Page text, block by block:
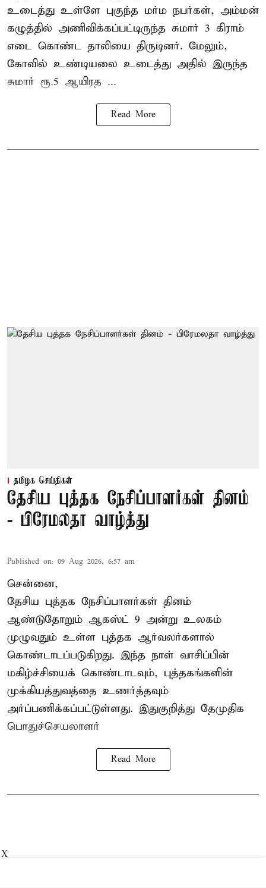
உடைத்து உள்ளே புகுந்த மர்ம நபர்கள், அம்மன்
கழுத்தில் அணிவிக்கப்பட்டிருந்த சுமார் 3 கிராம்
எடை கொண்ட தாலியை திருடினர். மேலும்,
கோவில் உண்டியலை உடைத்து அதில் இருந்த
சுமார் ரூ.5 ஆயிரத ...
Read More
தமிழக செய்திகள்
தேசிய புத்தக நேசிப்பாளர்கள் தினம்
- பிரேமலதா வாழ்த்து
Published on: 09 Aug 2026, 6:57 am
சென்னை,
தேசிய புத்தக நேசிப்பாளர்கள் தினம்
ஆண்டுதோறும் ஆகஸ்ட் 9 அன்று உலகம்
முழுவதும் உள்ள புத்தக ஆர்வலர்களால்
கொண்டாடப்படுகிறது. இந்த நாள் வாசிப்பின்
மகிழ்ச்சியைக் கொண்டாடவும், புத்தகங்களின்
முக்கியத்துவத்தை உணர்த்தவும்
அர்ப்பணிக்கப்பட்டுள்ளது. இதுகுறித்து தேமுதிக
பொதுச்செயலாளர்
Read More
X